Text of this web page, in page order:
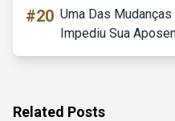
#20 Uma Das
Impediu Sua
Related Posts